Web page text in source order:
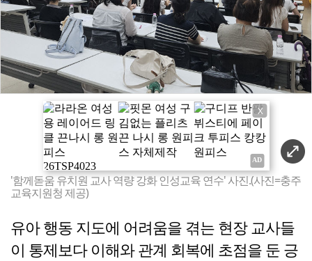
X
'함께돋움 유치원 교사 역량 강화 인성교육 연수' 사진.(사진=충주
교육지원청 제공)
유아 행동 지도에 어려움을 겪는 현장 교사들
이 통제보다 이해와 관계 회복에 초점을 둔 긍